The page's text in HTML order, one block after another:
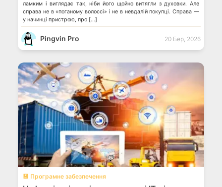
ламким і виглядає так, ніби його щойно витягли з духовки. Але
справа не в «поганому волоссі» і не в невдалій покупці. Справа —
у начинці пристрою, про […]
Pingvin Pro 20 Бер, 2026
💬
💾 Програмне забезпечення